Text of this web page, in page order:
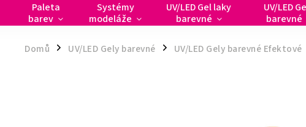
Paleta
barev
Systémy
modeláže
UV/LED Gel laky
barevné
UV/LED
barevné
Domů / UV/LED Gely barevné / UV/LED Gely barevné Efektové